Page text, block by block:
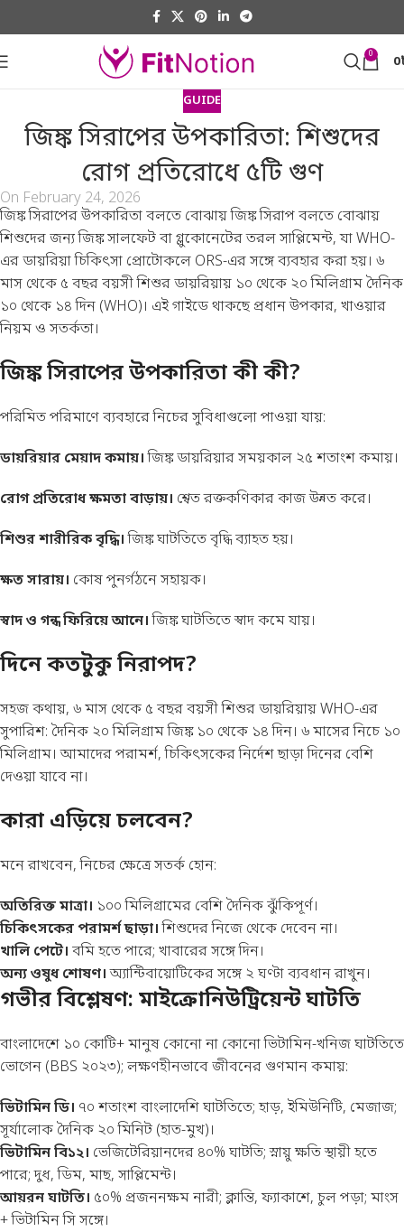
0 0
GUIDE
জিঙ্ক সিরাপের উপকারিতা: শিশুদের
রোগ প্রতিরোধে ৫টি গুণ
On February 24, 2026
জিঙ্ক সিরাপের উপকারিতা বলতে বোঝায় জিঙ্ক সিরাপ বলতে বোঝায়
শিশুদের জন্য জিঙ্ক সালফেট বা গ্লুকোনেটের তরল সাপ্লিমেন্ট, যা WHO-
এর ডায়রিয়া চিকিৎসা প্রোটোকলে ORS-এর সঙ্গে ব্যবহার করা হয়। ৬
মাস থেকে ৫ বছর বয়সী শিশুর ডায়রিয়ায় ১০ থেকে ২০ মিলিগ্রাম দৈনিক
১০ থেকে ১৪ দিন (WHO)। এই গাইডে থাকছে প্রধান উপকার, খাওয়ার
নিয়ম ও সতর্কতা।
জিঙ্ক সিরাপের উপকারিতা কী কী?
পরিমিত পরিমাণে ব্যবহারে নিচের সুবিধাগুলো পাওয়া যায়:
ডায়রিয়ার মেয়াদ কমায়।জিঙ্ক ডায়রিয়ার সময়কাল ২৫ শতাংশ কমায়।
রোগ প্রতিরোধ ক্ষমতা বাড়ায়। শ্বেত রক্তকণিকার কাজ উন্নত করে।
শিশুর শারীরিক বৃদ্ধি।জিঙ্ক ঘাটতিতে বৃদ্ধি ব্যাহত হয়।
ক্ষত সারায়। কোষ পুনর্গঠনে সহায়ক।
স্বাদ ও গন্ধ ফিরিয়ে আনে।জিঙ্ক ঘাটতিতে স্বাদ কমে যায়।
দিনে কতটুকু নিরাপদ?
সহজ কথায়, ৬ মাস থেকে ৫ বছর বয়সী শিশুর ডায়রিয়ায় WHO-এর
সুপারিশ: দৈনিক ২০ মিলিগ্রাম জিঙ্ক ১০ থেকে ১৪ দিন। ৬ মাসের নিচে ১০
মিলিগ্রাম। আমাদের পরামর্শ, চিকিৎসকের নির্দেশ ছাড়া দিনের বেশি
দেওয়া যাবে না।
কারা এড়িয়ে চলবেন?
মনে রাখবেন, নিচের ক্ষেত্রে সতর্ক হোন:
অতিরিক্ত মাত্রা। ১০০ মিলিগ্রামের বেশি দৈনিক ঝুঁকিপূর্ণ।
চিকিৎসকের পরামর্শ ছাড়া।শিশুদের নিজে থেকে দেবেন না।
খালি পেটে। বমি হতে পারে; খাবারের সঙ্গে দিন।
অন্য ওষুধ শোষণ।অ্যান্টিবায়োটিকের সঙ্গে ২ ঘণ্টা ব্যবধান রাখুন।
গভীর বিশ্লেষণ: মাইক্রোনিউট্রিয়েন্ট ঘাটতি
বাংলাদেশে ১০ কোটি+ মানুষ কোনো না কোনো ভিটামিন-খনিজ ঘাটতিতে
ভোগেন (BBS ২০২৩); লক্ষণহীনভাবে জীবনের গুণমান কমায়:
ভিটামিন ডি। ৭০ শতাংশ বাংলাদেশি ঘাটতিতে; হাড়, ইমিউনিটি, মেজাজ;
সূর্যালোক দৈনিক ২০ মিনিট (হাত-মুখ)।
ভিটামিন বি১২। ভেজিটেরিয়ানদের ৪০% ঘাটতি; স্নায়ু ক্ষতি স্থায়ী হতে
পারে; দুধ, ডিম, মাছ, সাপ্লিমেন্ট।
আয়রন ঘাটতি। ৫০% প্রজননক্ষম নারী; ক্লান্তি, ফ্যাকাশে, চুল পড়া; মাংস
+ ভিটামিন সি সঙ্গে।